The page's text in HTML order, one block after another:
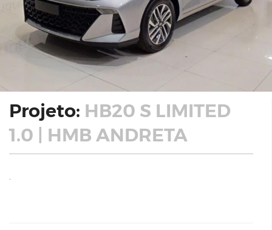
Projeto: HB20 S LIMITED
1.0 | HMB ANDRETA